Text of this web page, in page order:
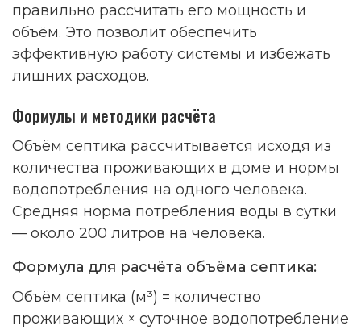
правильно рассчитать его мощность и
объём. Это позволит обеспечить
эффективную работу системы и избежать
лишних расходов.
Формулы и методики расчёта
Объём септика рассчитывается исходя из
количества проживающих в доме и нормы
водопотребления на одного человека.
Средняя норма потребления воды в сутки
— около 200 литров на человека.
Формула для расчёта объёма септика:
Объём септика (м³) = количество
проживающих × суточное водопотребление